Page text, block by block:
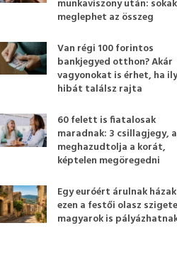
munkaviszony után:
meglephet az összeg
Van régi 100 forintos
bankjegyed otthon? Akár
vagyonokat is érhet, ha
hibát találsz rajta
60 felett is fiatalosak
maradnak: 3 csillagjegy,
meghazudtolja a korát,
képtelen megöregedni
Egy euróért árulnak
ezen a festői olasz
magyarok is